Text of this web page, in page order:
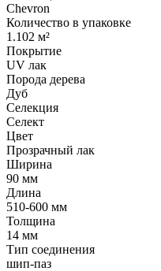
Chevron
Количество в упаковке
1.102 м²
Покрытие
UV лак
Порода дерева
Дуб
Селекция
Селект
Цвет
Прозрачный лак
Ширина
90 мм
Длина
510-600 мм
Толщина
14 мм
Тип соединения
шип-паз